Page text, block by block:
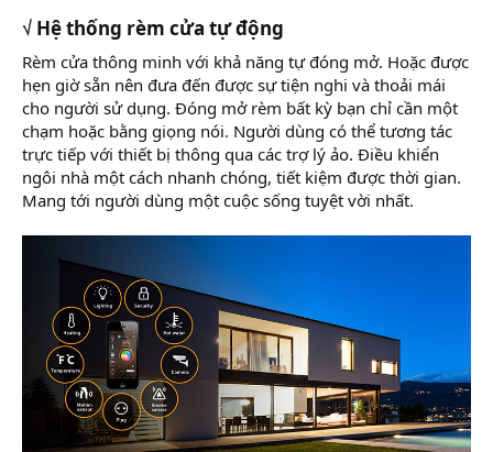
√ Hệ thống rèm cửa tự động
Rèm cửa thông minh với khả năng tự đóng mở. Hoặc được
hẹn giờ sẵn nên đưa đến được sự tiện nghi và thoải mái
cho người sử dụng. Đóng mở rèm bất kỳ bạn chỉ cần một
chạm hoặc bằng giọng nói. Người dùng có thể tương tác
trực tiếp với thiết bị thông qua các trợ lý ảo. Điều khiển
ngôi nhà một cách nhanh chóng, tiết kiệm được thời gian.
Mang tới người dùng một cuộc sống tuyệt vời nhất.